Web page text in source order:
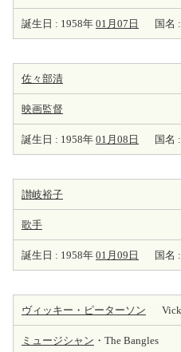
誕生日 : 1958年 01月07日 国名 :
佐々部清
映画監督
誕生日 : 1958年 01月08日 国名 :
讃岐裕子
歌手
誕生日 : 1958年 01月09日 国名 :
ヴィッキー・ピーターソン
ミュージシャン ・The Bangles